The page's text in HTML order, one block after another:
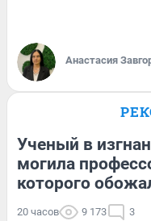
Анастасия
Ученый в
могила
которого
20 часов 9 173 3